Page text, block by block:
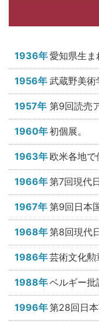
1936年愛知県生ま
1956年 武蔵野美術
1957年 第9回読売
1960年初個展。
1963年 欧米各地で
1966年第7回現代
1967年 第9回日本
1968年第8回現代
1986年芸術文化勲
1988年ベルギー批
1996年第28回日本